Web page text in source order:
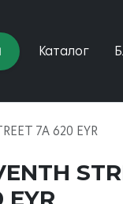
Каталог
7A 620 EYR